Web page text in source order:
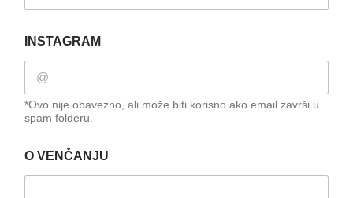
INSTAGRAM
*Ovo nije obavezno, ali može biti korisno ako email završi u
spam folderu.
O VENČANJU